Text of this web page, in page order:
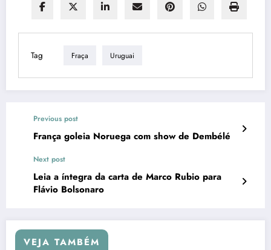
Tag Fraça Uruguai
Previous post
França goleia Noruega com show de Dembélé
Next post
Leia a íntegra da carta de Marco Rubio para
Flávio Bolsonaro
VEJA TAMBÉM